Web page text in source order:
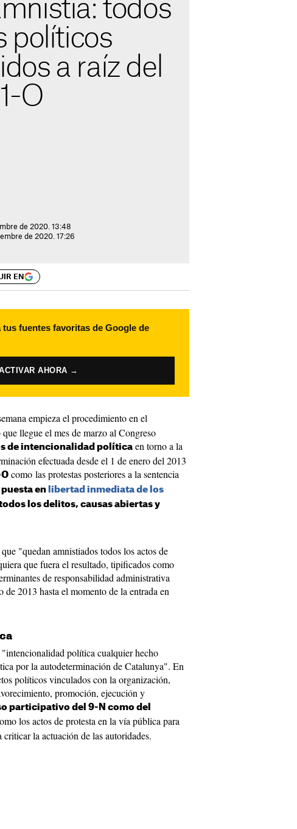
todos
políticos
a raíz del
O
de 2020. 13:48
de 2020. 17:26
EN
tus fuentes favoritas de Google de
AHORA →
empieza el procedimiento en el
llegue el mes de marzo al Congreso
de intencionalidad política en torno a la
efectuada desde el 1 de enero del 2013
como las protestas posteriores a la sentencia
puesta en libertad inmediata de los
los delitos, causas abiertas y
"quedan amnistiados todos los actos de
que fuera el resultado, tipificados como
de responsabilidad administrativa
de 2013 hasta el momento de la entrada en
"intencionalidad política cualquier hecho
por la autodeterminación de Catalunya". En
políticos vinculados con la organización,
promoción, ejecución y
participativo del 9-N como del
los actos de protesta en la vía pública para
la actuación de las autoridades.